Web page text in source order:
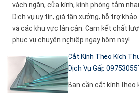
vách ngăn, cửa kính, kính phòng tắm
Dịch vụ uy tín, giá tận xưởng, hỗ trợ
và các khu vực lân cận. Cam kết chất
phục vụ chuyên nghiệp ngay hôm nay!
Cắt Kính Theo Kích
Dịch Vụ Gấp
Bạn cần cắt kính theo